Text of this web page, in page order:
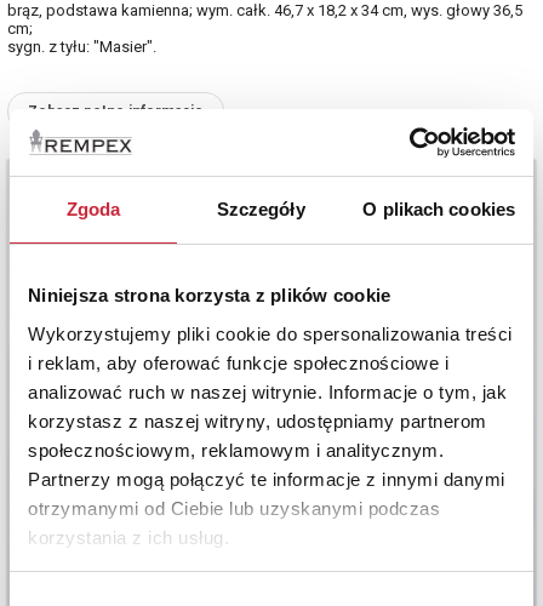
Zgoda Szczegóły O plikach cookies
Niniejsza strona korzysta z plików cookie
Wykorzystujemy pliki cookie do spersonalizowania treści
i reklam, aby oferować funkcje społecznościowe i
analizować ruch w naszej witrynie. Informacje o tym, jak
korzystasz z naszej witryny, udostępniamy partnerom
społecznościowym, reklamowym i analitycznym.
Partnerzy mogą połączyć te informacje z innymi danymi
otrzymanymi od Ciebie lub uzyskanymi podczas
korzystania z ich usług.
brąz, podstawa kamienna; wym. całk. 46,7 x 18,2 x 34 cm, wys. głowy 36,5
cm;
sygn. z tyłu: "Masier".
Zobacz pełne informacje